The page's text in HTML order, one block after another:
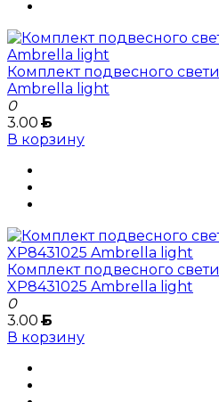
Комплект подвесного
Ambrella light
0
3.00Б
В корзину
Комплект подвесного
XP8431025 Ambrella light
0
3.00Б
В корзину